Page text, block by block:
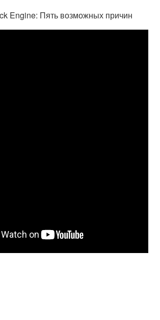
Engine: Пять возможных причин